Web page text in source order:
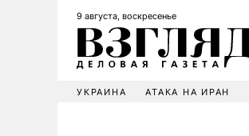
9 августа, воскресенье
УКРАИНА АТАКА НА ИРАН